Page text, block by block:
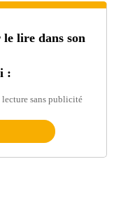
lire dans son
:
lecture sans publicité